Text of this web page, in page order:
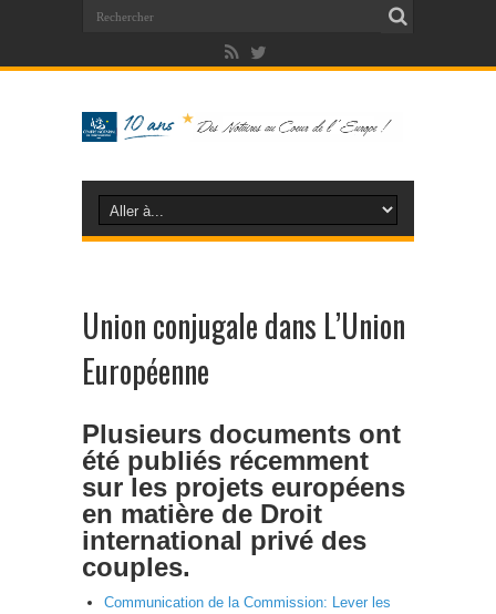
Union conjugale dans L’Union
Européenne
Plusieurs documents ont
été publiés récemment
sur les projets européens
en matière de Droit
international privé des
couples.
Communication de la Commission: Lever les